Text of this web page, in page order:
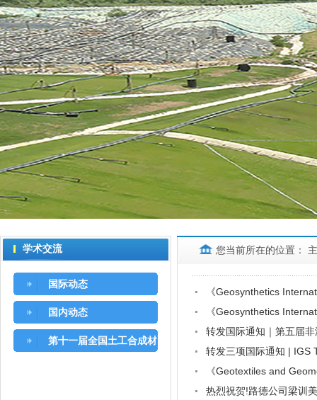
学术交流
国际动态
国内动态
第十一届全国土工合成材
您当前所在的位置：
《Geosynthetics
《Geosynthetics
转发国际通知｜第五届
转发三项国际通知 | IGS
《Geotextiles and
热烈祝贺!路德公司梁训